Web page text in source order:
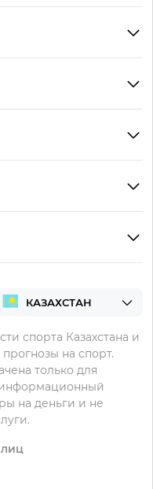
спорта Казахстана и
на спорт.
только для
на деньги и не